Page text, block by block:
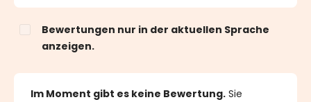
Bewertungen nur in der aktuellen Sprache
anzeigen.
Im Moment gibt es keine Bewertung. Sie